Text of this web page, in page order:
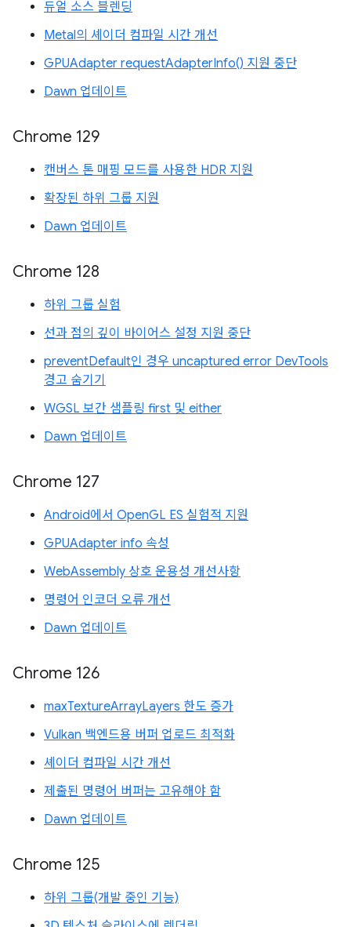
듀얼 소스 블렌딩
Metal의 셰이더 컴파일 시간 개선
GPUAdapter requestAdapterInfo() 지원 중단
Dawn 업데이트
Chrome 129
캔버스 톤 매핑 모드를 사용한 HDR 지원
확장된 하위 그룹 지원
Dawn 업데이트
Chrome 128
하위 그룹 실험
선과 점의 깊이 바이어스 설정 지원 중단
preventDefault인 경우 uncaptured error DevTools
경고 숨기기
WGSL 보간 샘플링 first 및 either
Dawn 업데이트
Chrome 127
Android에서 OpenGL ES 실험적 지원
GPUAdapter info 속성
WebAssembly 상호 운용성 개선사항
명령어 인코더 오류 개선
Dawn 업데이트
Chrome 126
maxTextureArrayLayers 한도 증가
Vulkan 백엔드용 버퍼 업로드 최적화
셰이더 컴파일 시간 개선
제출된 명령어 버퍼는 고유해야 함
Dawn 업데이트
Chrome 125
하위 그룹(개발 중인 기능)